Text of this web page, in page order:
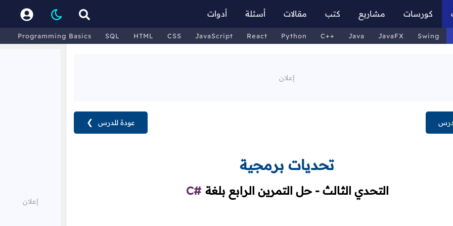
كورسات مشاريع كتب مقالات أسئلة أدوات
Programming Basics SQL HTML CSS JavaScript React Python C++ Java JavaFX Swing
عودة للدرس ❯
تحديات برمجية
التحدي الثالث - حل التمرين الرابع بلغة C#